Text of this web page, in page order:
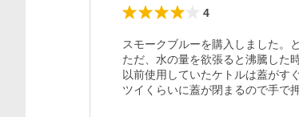
4
スモークブルーを購入しました。
ただ、水の量を欲張ると沸騰した
以前使用していたケトルは蓋がす
ツイくらいに蓋が閉まるので手で